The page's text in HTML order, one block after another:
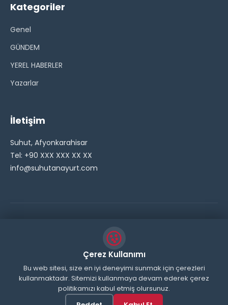
Kategoriler
Genel
GÜNDEM
YEREL HABERLER
Yazarlar
İletişim
Suhut, Afyonkarahisar
Tel: +90 XXX XXX XX XX
info@suhutanayurt.com
Çerez Kullanımı
Bu web sitesi, size en iyi deneyimi sunmak için çerezleri
kullanmaktadır. Sitemizi kullanmaya devam ederek çerez
politikamızı kabul etmiş olursunuz.
// Side Widget Resim Fix (Dosya önbelleğini aşmak için
inline ekliyoruz) function suhut_widget_image_fix() {
echo ''; } add_action('wp_head',
'suhut_widget_image_fix'); // JavaScript ile sticky